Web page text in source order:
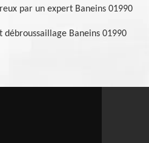
par un expert Baneins 01990
débroussaillage Baneins 01990